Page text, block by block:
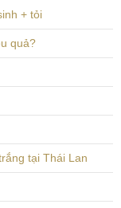
+ tỏi
quả?
tại Thái Lan